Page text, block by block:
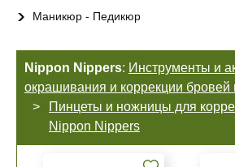
Маникюр - Педикюр
Nippon Nippers: Инструменты и
окрашивания и коррекции бровей
Пинцеты и ножницы для
Nippon Nippers